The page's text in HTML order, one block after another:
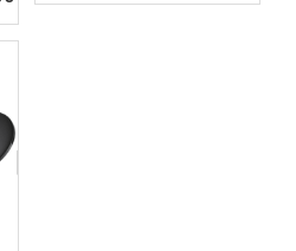
saat
ini